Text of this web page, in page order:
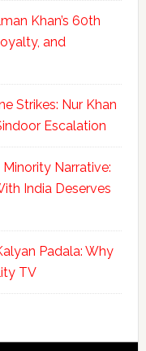
Khan’s 60th
and
Strikes: Nur Khan
Escalation
Narrative:
India Deserves
Padala: Why
TV